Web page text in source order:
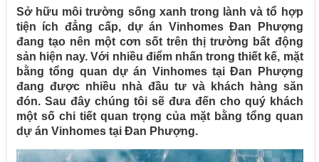
Sở hữu môi trường sống xanh trong lành và tổ hợp
tiện ích đẳng cấp, dự án Vinhomes Đan Phượng
đang tạo nên một cơn sốt trên thị trường bất động
sản hiện nay. Với nhiều điểm nhấn trong thiết kế, mặt
bằng tổng quan dự án Vinhomes tại Đan Phượng
đang được nhiều nhà đầu tư và khách hàng săn
đón. Sau đây chúng tôi sẽ đưa đến cho quý khách
một số chi tiết quan trọng của mặt bằng tổng quan
dự án Vinhomes tại Đan Phượng.